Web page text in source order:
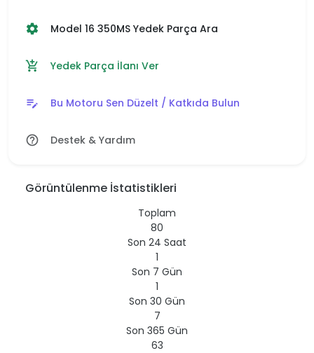
settings Model 16 350MS Yedek Parça Ara
add_shopping_cart Yedek Parça İlanı Ver
edit_note Bu Motoru Sen Düzelt / Katkıda Bulun
help_outline Destek & Yardım
Görüntülenme İstatistikleri
Toplam
80
Son 24 Saat
1
Son 7 Gün
1
Son 30 Gün
7
Son 365 Gün
63